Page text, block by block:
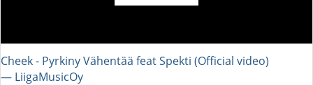
Cheek - Pyrkiny Vähentää feat Spekti (Official video)
― LiigaMusicOy